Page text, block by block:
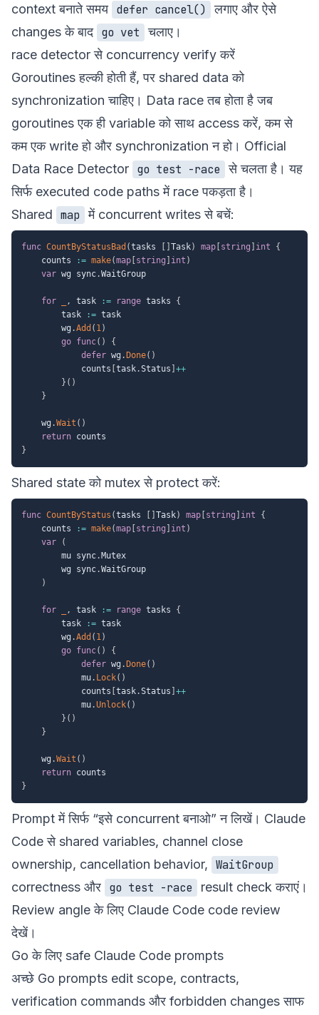
context बनाते समय defer cancel() लगाए और ऐसे
changes के बाद go vet चलाए।
race detector से concurrency verify करें
Goroutines हल्की होती हैं, पर shared data को
synchronization चाहिए। Data race तब होता है जब
goroutines एक ही variable को साथ access करें, कम से
कम एक write हो और synchronization न हो। Official
Data Race Detector go test -race से चलता है। यह
सिर्फ executed code paths में race पकड़ता है।
Shared map में concurrent writes से बचें:
func CountByStatusBad (tasks Task) map string int
{
	counts
:= make(map string int )
var wg sync.WaitGroup
for , task := range tasks {
		task
:= task
		wg
.Add ( 1)
go func( )
{
defer wg . Done( )
			counts
task.Status ++
} ( )
}
	wg
.Wait ( )
return
}
Shared state को mutex से protect करें:
func CountByStatus (tasks Task) map string int
{
	counts
:= make(map string int )
var
(
		mu sync
. Mutex
		wg sync
.WaitGroup
)
for , task := range tasks {
		task
:= task
		wg
.Add ( 1)
go func( )
{
defer wg . Done( )
			mu
. Lock( )
			counts
task.Status ++
			mu
.Unlock( )
} ( )
}
	wg
.Wait ( )
return
}
Prompt में सिर्फ “इसे concurrent बनाओ” न लिखें। Claude
Code से shared variables, channel close
ownership, cancellation behavior, WaitGroup
correctness और go test -race
result check कराएं।
Review angle के लिए Claude Code code review
देखें।
Go के लिए safe Claude Code prompts
अच्छे Go prompts edit scope, contracts,
verification commands और forbidden changes साफ